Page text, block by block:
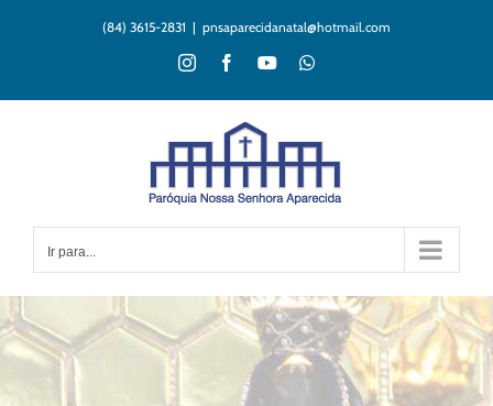
(84) 3615-2831 | pnsaparecidanatal@hotmail.com
InstagramFacebookYouTubeWhatsApp
Ir para...